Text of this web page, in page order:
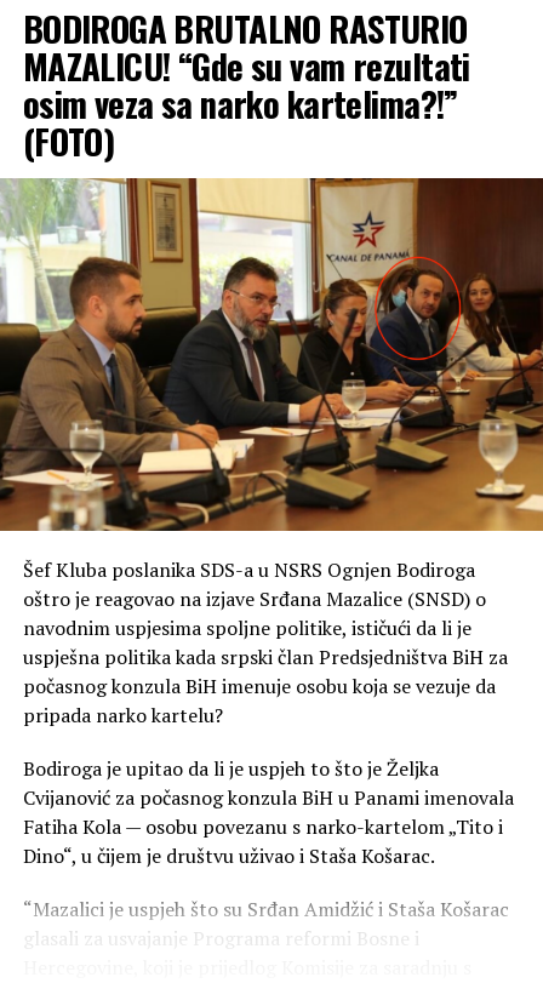
BODIROGA BRUTALNO RASTURIO
MAZALICU! “Gde su vam rezultati
osim veza sa narko kartelima?!”
(FOTO)
Šef Kluba poslanika SDS-a u NSRS Ognjen Bodiroga
oštro je reagovao na izjave Srđana Mazalice (SNSD) o
navodnim uspjesima spoljne politike, ističući da li je
uspješna politika kada srpski član Predsjedništva BiH za
počasnog konzula BiH imenuje osobu koja se vezuje da
pripada narko kartelu?
Bodiroga je upitao da li je uspjeh to što je Željka
Cvijanović za počasnog konzula BiH u Panami imenovala
Fatiha Kola — osobu povezanu s narko-kartelom „Tito i
Dino“, u čijem je društvu uživao i Staša Košarac.
“Mazalici je uspjeh što su Srđan Amidžić i Staša Košarac
glasali za usvajanje Programa reformi Bosne i